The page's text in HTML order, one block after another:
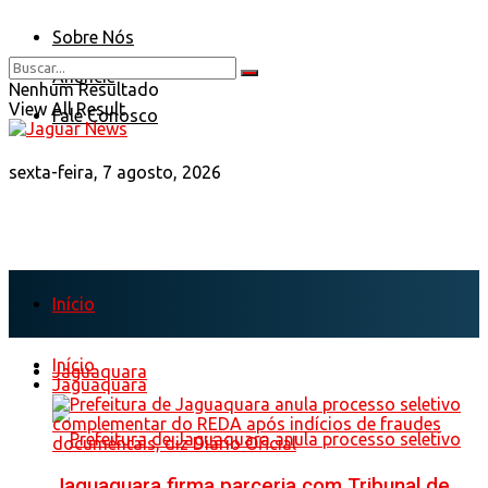
Sobre Nós
Anuncie
Fale Conosco
sexta-feira, 7 agosto, 2026
Nenhum Resultado
View All Result
Início
Jaguaquara
Início
Jaguaquara